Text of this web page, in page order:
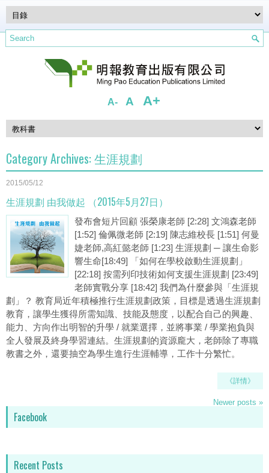
A- A A+
Category Archives:生涯規劃
2015/05/12
生涯規劃 由我做起 （2015年5月27日）
發布會短片回顧 張榮康老師 [2:28] 文鴻森老師
[1:52] 倫佩微老師 [2:19] 陳志維校長 [1:51] 何曼
婕老師,高紅懿老師 [1:23] 生涯規劃 ─ 讓生命影
響生命[18:49] 「如何在學校啟動生涯規劃」
[22:18] 按需列印技術如何支援生涯規劃 [23:49]
老師實戰分享 [18:42] 我們為什麼參與「生涯規
劃」？ 教育局近年積極推行生涯規劃政策，目標是透過生涯規劃
教育，讓學生獲得所需知識、技能及態度，以配合自己的興趣、
能力、方向作出明智的升學 / 就業選擇，並將事業 / 學業抱負與
全人發展及終身學習連結。生涯規劃的資源龐大，老師除了專職
教書之外，還要抽空為學生進行生涯輔導，工作十分繁忙。
《詳情》
Newer posts »
Facebook
Recent Posts